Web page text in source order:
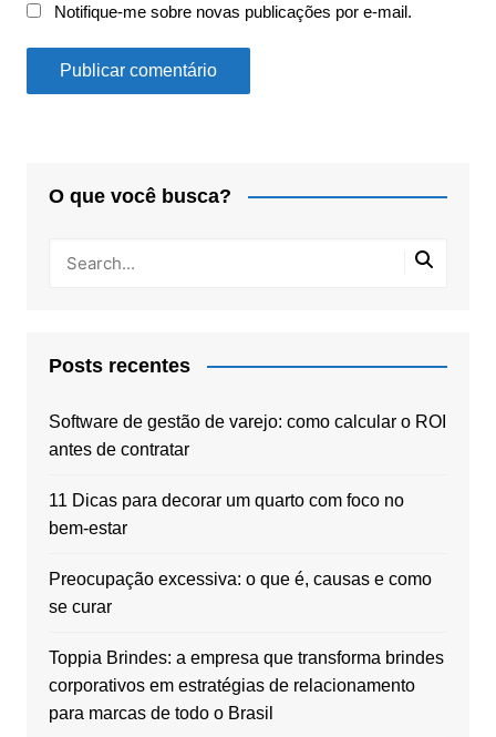
Notifique-me sobre novas publicações por e-mail.
O que você busca?
Posts recentes
Software de gestão de varejo: como calcular o ROI
antes de contratar
11 Dicas para decorar um quarto com foco no
bem-estar
Preocupação excessiva: o que é, causas e como
se curar
Toppia Brindes: a empresa que transforma brindes
corporativos em estratégias de relacionamento
para marcas de todo o Brasil